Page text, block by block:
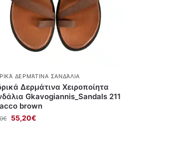
ΔΕΡΜΆΤΙΝΑ ΣΑΝΔΆΛΙΑ
Δερμάτινα Χειροποίητα
Gkavogiannis_Sandals 211
brown
€ 55,20€